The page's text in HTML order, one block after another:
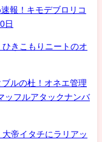
報！キモデブロリコ
日
きこもりニートのオ
ルの杜！オネエ管理
ッフルアタックナンバ
帝イタチにラリアッ